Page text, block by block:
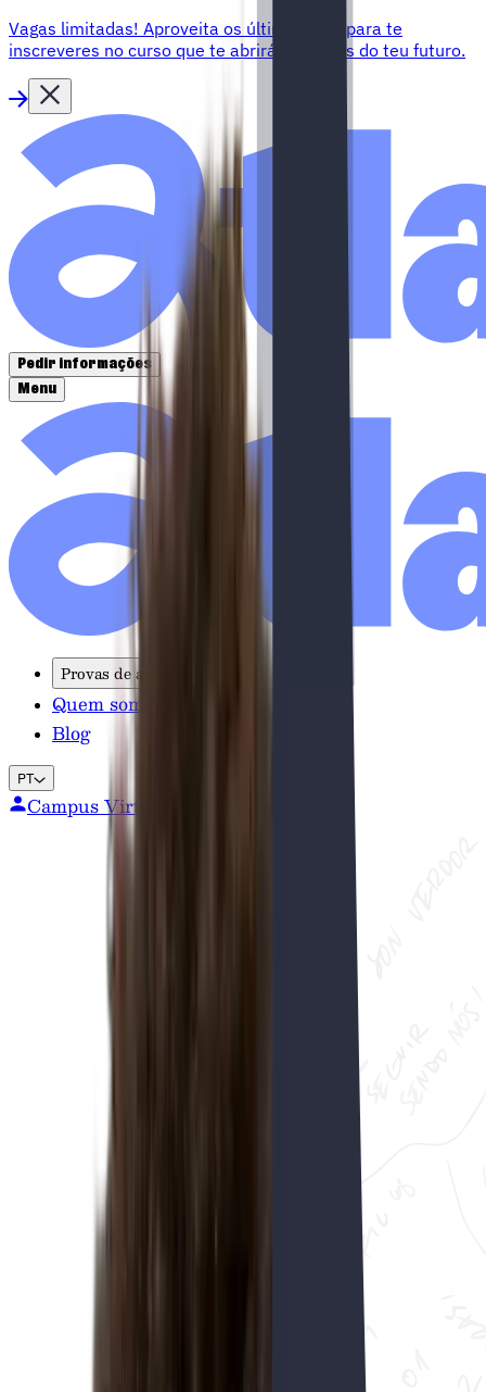
Vagas limitadas! Aproveita os últimos dias para te
inscreveres no curso que te abrirá as portas do teu futuro.
Pedir informações
Menu
Provas de acesso
Quem somos?
Blog
PT
Campus Virtual